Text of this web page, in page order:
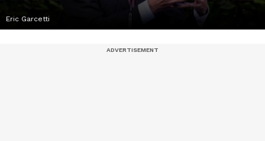
Eric Garcetti